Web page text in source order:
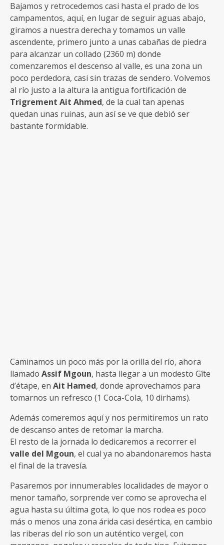
Bajamos y retrocedemos casi hasta el prado de los
campamentos, aquí, en lugar de seguir aguas abajo,
giramos a nuestra derecha y tomamos un valle
ascendente, primero junto a unas cabañas de piedra
para alcanzar un collado (2360 m) donde
comenzaremos el descenso al valle, es una zona un
poco perdedora, casi sin trazas de sendero. Volvemos
al río justo a la altura la antigua fortificación de
Trigrement Ait Ahmed, de la cual tan apenas
quedan unas ruinas, aun así se ve que debió ser
bastante formidable.
Caminamos un poco más por la orilla del río, ahora
llamado Assif Mgoun, hasta llegar a un modesto Gîte
d’étape, en Ait Hamed, donde aprovechamos para
tomarnos un refresco (1 Coca-Cola, 10 dirhams).
Además comeremos aquí y nos permitiremos un rato
de descanso antes de retomar la marcha.
El resto de la jornada lo dedicaremos a recorrer el
valle del Mgoun, el cual ya no abandonaremos hasta
el final de la travesía.
Pasaremos por innumerables localidades de mayor o
menor tamaño, sorprende ver como se aprovecha el
agua hasta su última gota, lo que nos rodea es poco
más o menos una zona árida casi desértica, en cambio
las riberas del río son un auténtico vergel, con